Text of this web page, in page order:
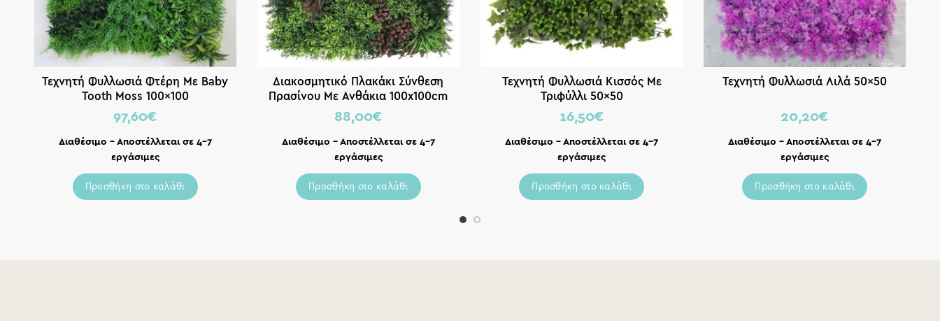
Τεχνητή Φυλλωσιά Φτέρη Με Baby
Tooth Moss 100×100
97,60€
Διαθέσιμο – Αποστέλλεται σε 4-7
εργάσιμες
Προσθήκη στο καλάθι
Διακοσμητικό Πλακάκι Σύνθεση
Πρασίνου Με Ανθάκια 100x100cm
88,00€
Διαθέσιμο – Αποστέλλεται σε 4-7
εργάσιμες
Προσθήκη στο καλάθι
Τεχνητή Φυλλωσιά Κισσός Με
Τριφύλλι 50×50
16,50€
Διαθέσιμο – Αποστέλλεται σε 4-7
εργάσιμες
Προσθήκη στο καλάθι
Τεχνητή Φυλλωσιά Λιλά 50×50
20,20€
Διαθέσιμο – Αποστέλλεται σε 4-7
εργάσιμες
Προσθήκη στο καλάθι